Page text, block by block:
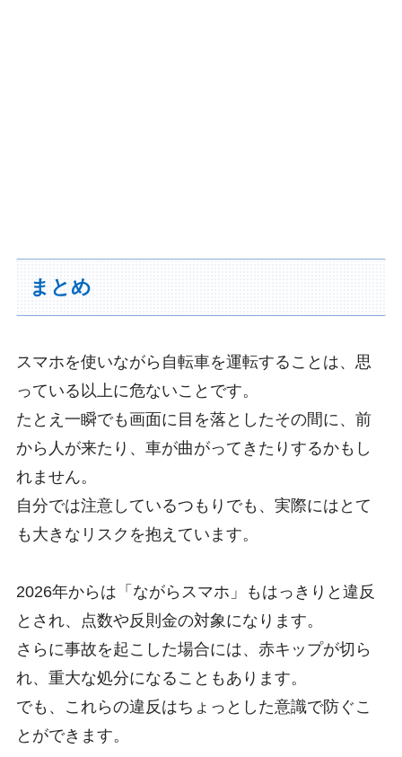
まとめ
スマホを使いながら自転車を運転することは、思
っている以上に危ないことです。
たとえ一瞬でも画面に目を落としたその間に、前
から人が来たり、車が曲がってきたりするかもし
れません。
自分では注意しているつもりでも、実際にはとて
も大きなリスクを抱えています。
2026年からは「ながらスマホ」もはっきりと違反
とされ、点数や反則金の対象になります。
さらに事故を起こした場合には、赤キップが切ら
れ、重大な処分になることもあります。
でも、これらの違反はちょっとした意識で防ぐこ
とができます。